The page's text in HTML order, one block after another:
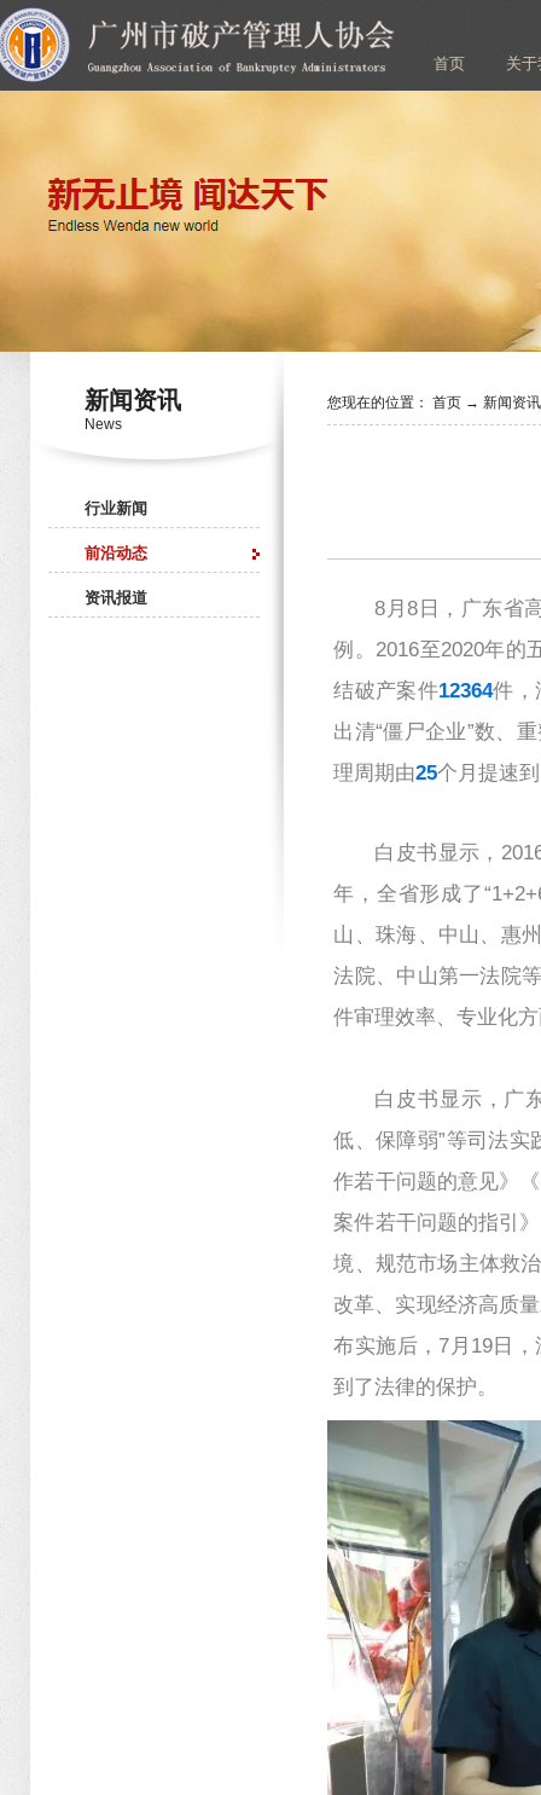
首页 关
新闻资讯
News
行业新闻
前沿动态
资讯报道
您现在的位置： 首页 → 新闻资讯
8月8日，广东省
例。2016至2020年的
结破产案件12364件，
出清“僵尸企业”数、
理周期由25个月提速到
白皮书显示，
年，全省形成了
山、珠海、中山、惠
法院、中山第一法院
件审理效率、专业化
白皮书显示，广
低、保障弱”等司法
作若干问题的意见》
案件若干问题的指引
境、规范市场主体救
改革、实现经济高质
布实施后，7月19日
到了法律的保护。